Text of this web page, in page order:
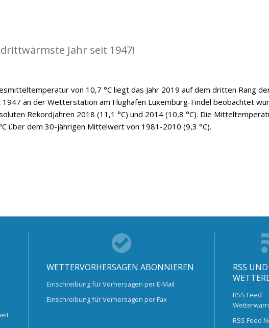
drittwärmste Jahr seit 1947!
von 10,7 °C liegt das Jahr 2019 auf dem dritten Rang
1947 an der Wetterstation am Flughafen Luxemburg-Findel beobachtet
Rekordjahren 2018 (11,1 °C) und 2014 (10,8 °C). Die
über dem 30-jährigen Mittelwert von 1981-2010 (9,3 °C).
WETTERVORHERSAGEN ABONNIEREN
Einschreibung für Vorhersagen per E-Mail
Einschreibung für Vorhersagen per Fax
RSS UND
RSS Feed
RSS Feed